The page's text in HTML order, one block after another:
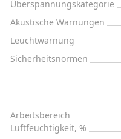
Überspannungskategorie
Akustische Warnungen
Leuchtwarnung
Sicherheitsnormen
Arbeitsbereich
Luftfeuchtigkeit, %